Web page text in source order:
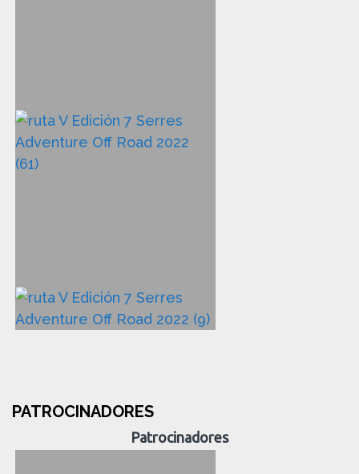
PATROCINADORES
Patrocinadores